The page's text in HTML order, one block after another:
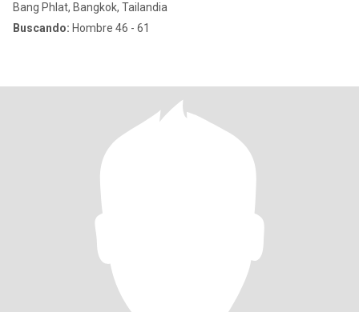
Bang Phlat, Bangkok, Tailandia
Buscando: Hombre 46 - 61